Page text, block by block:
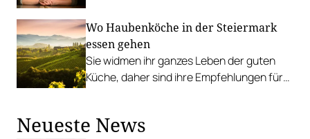
Wo Haubenköche in der Steiermark
essen gehen
Sie widmen ihr ganzes Leben der guten
Küche, daher sind ihre Empfehlungen für
Neueste News